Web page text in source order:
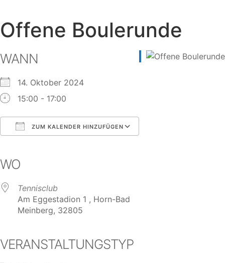
Offene Boulerunde
WANN
14. Oktober 2024
15:00 - 17:00
ZUM KALENDER HINZUFÜGEN
WO
Tennisclub
Am Eggestadion 1 , Horn-Bad
Meinberg, 32805
VERANSTALTUNGSTYP